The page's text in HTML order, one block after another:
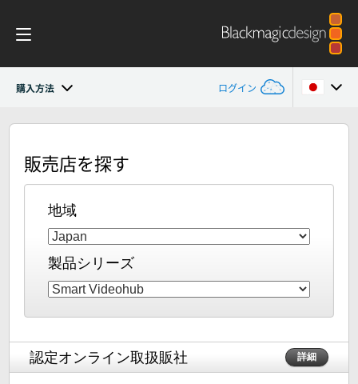
購入方法 ログイン
Blackmagic Videohub
ギャラリーAustralia
Austria
Brazil
Canada
Denmark
Finland
販売店を探す
地域
製品シリーズ
認定オンライン取扱販社 詳細